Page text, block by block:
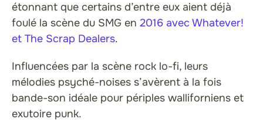
étonnant que certains d’entre eux aient déjà
foulé la scène du SMG en 2016 avec Whatever!
et The Scrap Dealers.
Influencées par la scène rock lo-fi, leurs
mélodies psyché-noises s’avèrent à la fois
bande-son idéale pour périples walliforniens et
exutoire punk.